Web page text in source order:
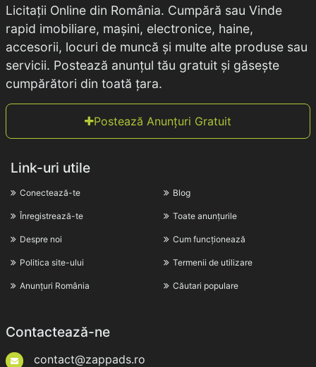
Licitații Online din România. Cumpără sau Vinde
rapid imobiliare, mașini, electronice, haine,
accesorii, locuri de muncă și multe alte produse sau
servicii. Postează anunțul tău gratuit și găsește
cumpărători din toată țara.
Postează Anunțuri Gratuit
Link-uri utile
Conectează-te
Înregistrează-te
Despre noi
Politica site-ului
Anunțuri România
Blog
Toate anunțurile
Cum funcționează
Termenii de utilizare
Căutari populare
Contactează-ne
contact@zappads.ro